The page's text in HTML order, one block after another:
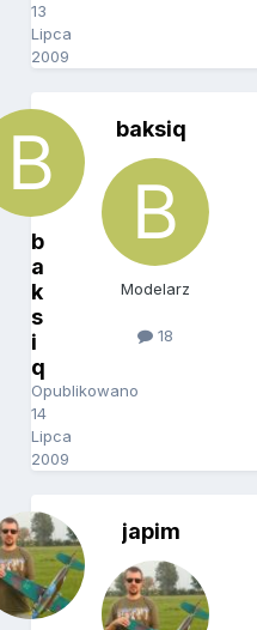
13
Lipca
2009
b
a
k
s
i
q
Opublikowano
14
Lipca
2009
baksiq
Modelarz
18
japim